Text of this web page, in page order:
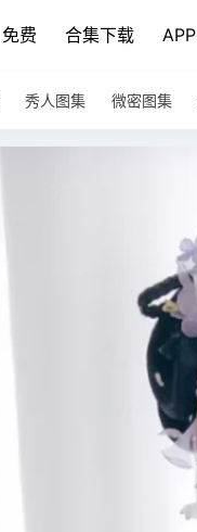
免费 合集下载 APP
秀人图集 微密图集